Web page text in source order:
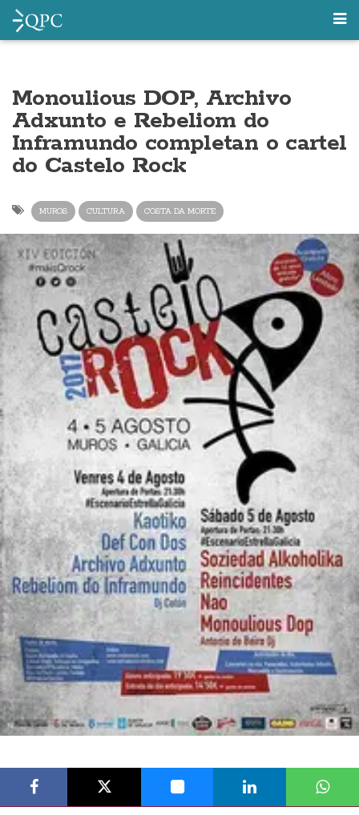
Monoulious DOP, Archivo
Adxunto e Rebeliom do
Inframundo completan o cartel
do Castelo Rock
MUROS CULTURA COSTA DA MORTE